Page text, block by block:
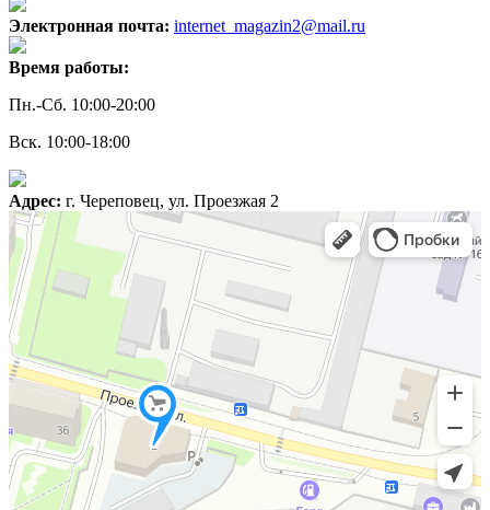
Электронная почта: internet_magazin2@mail.ru
Время работы:
Пн.-Сб. 10:00-20:00
Вск. 10:00-18:00
Адрес: г. Череповец, ул. Проезжая 2